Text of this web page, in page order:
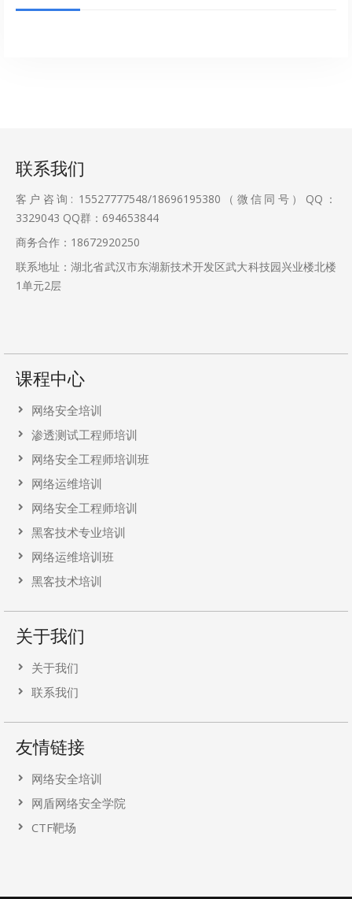
联系我们
客户咨询: 15527777548/18696195380（微信同号）QQ：
3329043 QQ群：694653844
商务合作：18672920250
联系地址：湖北省武汉市东湖新技术开发区武大科技园兴业楼北楼
1单元2层
课程中心
网络安全培训
渗透测试工程师培训
网络安全工程师培训班
网络运维培训
网络安全工程师培训
黑客技术专业培训
网络运维培训班
黑客技术培训
关于我们
关于我们
联系我们
友情链接
网络安全培训
网盾网络安全学院
CTF靶场